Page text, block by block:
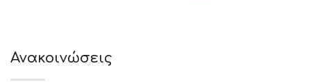
Ανακοινώσεις